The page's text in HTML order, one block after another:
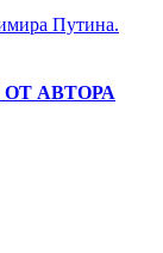
Путина.
АВТОРА